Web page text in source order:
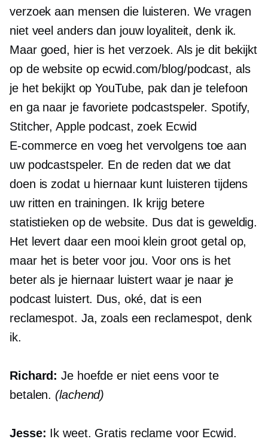
verzoek aan mensen die luisteren. We vragen
niet veel anders dan jouw loyaliteit, denk ik.
Maar goed, hier is het verzoek. Als je dit bekijkt
op de website op ecwid.com/blog/podcast, als
je het bekijkt op YouTube, pak dan je telefoon
en ga naar je favoriete podcastspeler. Spotify,
Stitcher, Apple podcast, zoek Ecwid
E-commerce en voeg het vervolgens toe aan
uw podcastspeler. En de reden dat we dat
doen is zodat u hiernaar kunt luisteren tijdens
uw ritten en trainingen. Ik krijg betere
statistieken op de website. Dus dat is geweldig.
Het levert daar een mooi klein groot getal op,
maar het is beter voor jou. Voor ons is het
beter als je hiernaar luistert waar je naar je
podcast luistert. Dus, oké, dat is een
reclamespot. Ja, zoals een reclamespot, denk
ik.
Richard: Je hoefde er niet eens voor te
betalen. (lachend)
Jesse: Ik weet. Gratis reclame voor Ecwid.